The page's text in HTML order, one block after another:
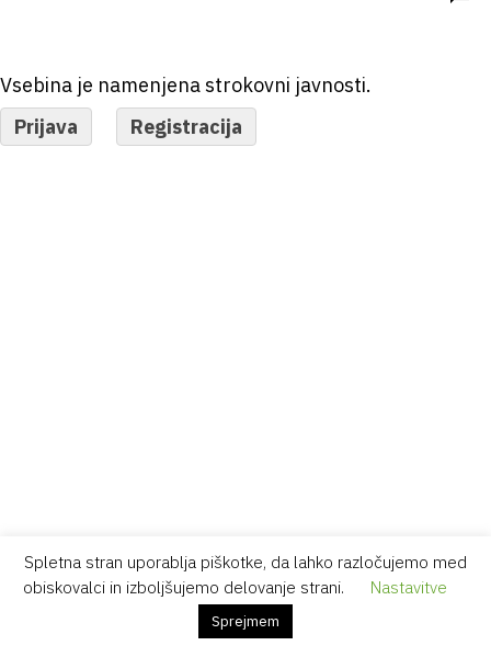
Vsebina je namenjena strokovni javnosti.
Prijava
Registracija
Spletna stran uporablja piškotke, da lahko razločujemo med
obiskovalci in izboljšujemo delovanje strani.
Nastavitve
Sprejmem